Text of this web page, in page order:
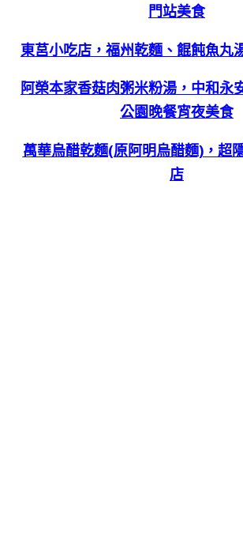
門站美食
東莒小吃店，福州乾麵、餛飩魚丸
阿榮本家香菇肉粥米粉湯，中和永
公園晚餐宵夜美食
萬華烏醋乾麵(原阿明烏醋麵)，超
店